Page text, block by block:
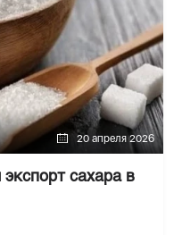
20 апреля 2026
сахара в